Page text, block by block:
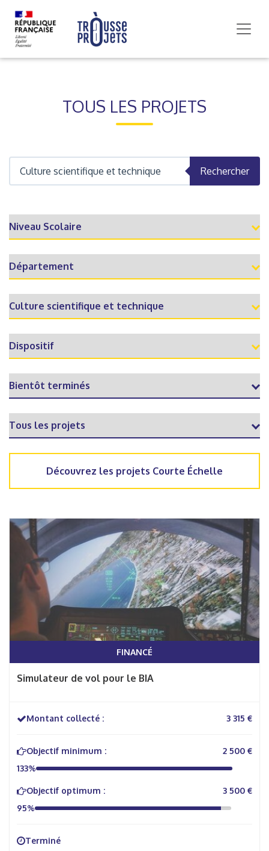
TOUS LES PROJETS
Rechercher
Découvrez les projets Courte Échelle
FINANCÉ
Simulateur de vol pour le BIA
Montant collecté : 3 315 €
Objectif minimum :
2 500 €
133%
Objectif optimum :
3 500 €
95%
Terminé